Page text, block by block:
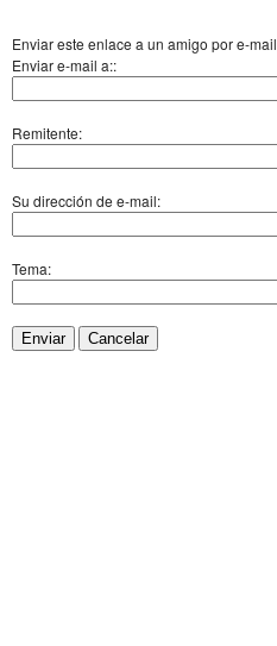
Enviar este enlace a un amigo por e-mail
Enviar e-mail a::
Remitente:
Su dirección de e-mail:
Tema:
Enviar Cancelar